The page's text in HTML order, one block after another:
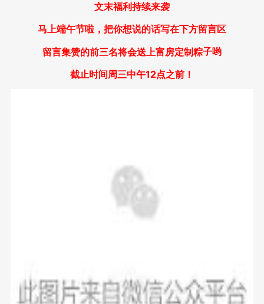
文末福利持续来袭
马上端午节啦，把你想说的话写在下方留言区
留言集赞的前三名将会送上富房定制粽子哟
截止时间周三中午12点之前！